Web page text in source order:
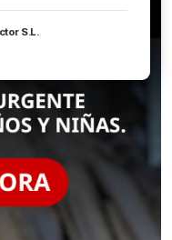
S.L.